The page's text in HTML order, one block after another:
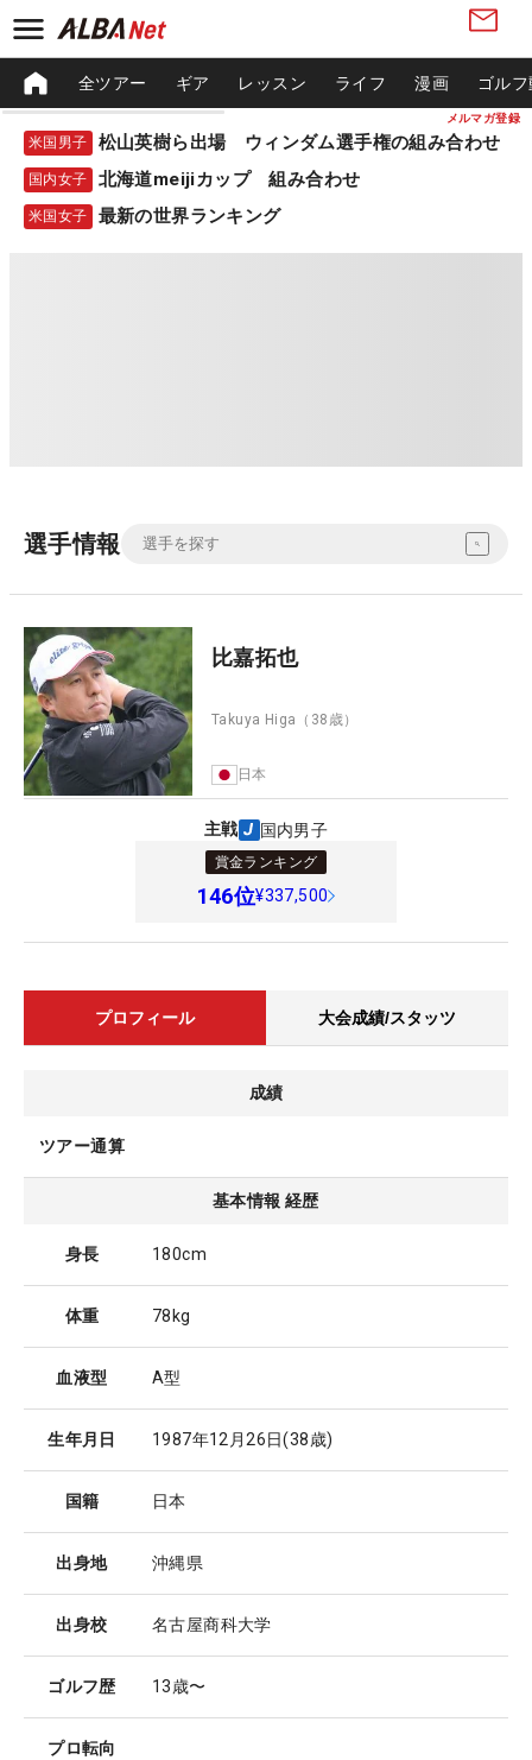
メルマガ登録
全ツアー ギア レッスン ライフ 漫画 ゴル
米国男子 松山英樹ら出場 ウィンダム選手権の組み合わせ
国内女子 北海道meijiカップ 組み合わせ
米国女子 最新の世界ランキング
選手情報
比嘉拓也
Takuya Higa （38歳）
日本
主戦 国内男子
賞金ランキング
146位¥337,500
プロフィール 大会成績/スタッツ
成績
ツアー通算
基本情報 経歴
身長 180cm
体重 78kg
血液型 A型
生年月日 1987年12月26日(38歳)
国籍 日本
出身地 沖縄県
出身校 名古屋商科大学
ゴルフ歴 13歳〜
プロ転向